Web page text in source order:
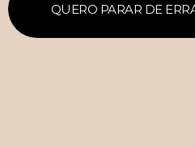
QUERO PARAR DE